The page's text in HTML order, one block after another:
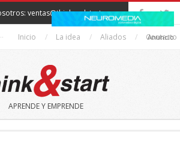
ventas@thinkandstart.com
Inicio La idea Aliados Contacto
APRENDE Y EMPRENDE
Anuncio